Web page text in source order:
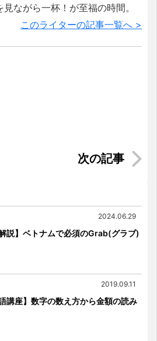
ながら一杯！が至福の時間。
このライターの記事一覧へ >
に住んで、食べて、そして働
での確定申告を終えて。日本
2024.06.29
解説】ベトナムで必須のGrab(グラブ)
2019.09.11
講座】数字の数え方から金額の読み